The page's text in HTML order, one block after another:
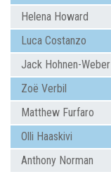
Helena Howard
Luca Costanzo
Jack Hohnen-Weber
Zoë Verbil
Matthew Furfaro
Olli Haaskivi
Anthony Norman